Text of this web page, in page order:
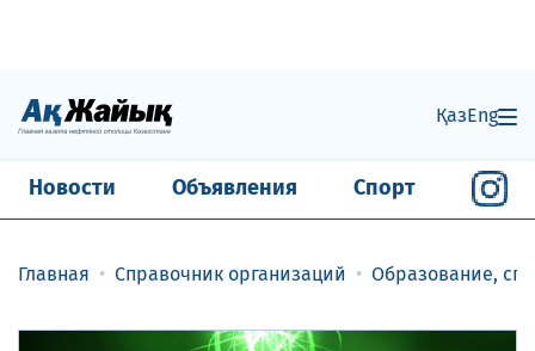
ҚазEng
Новости Объявления Спорт
Главная Справочник организаций Образование,